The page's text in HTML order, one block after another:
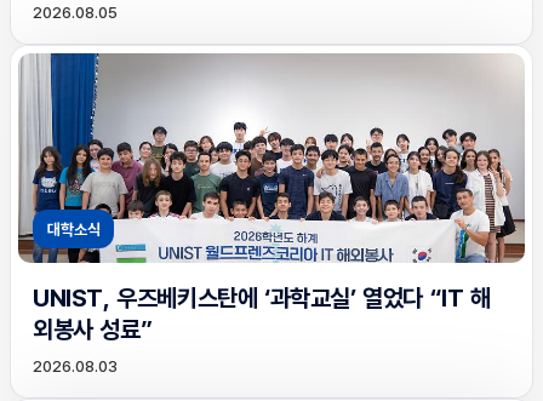
2026.08.05
대학소식
UNIST, 우즈베키스탄에 ‘과학교실’ 열었다 “IT 해
외봉사 성료”
2026.08.03